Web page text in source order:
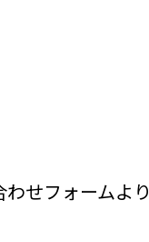
せフォームより